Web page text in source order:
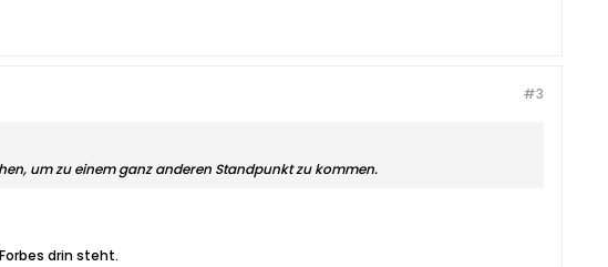
#3
um zu einem ganz anderen Standpunkt zu kommen.
drin steht.